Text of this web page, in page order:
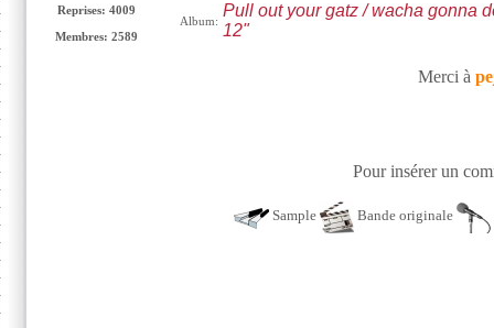
Reprises: 4009
Membres: 2589
Album:
Pull out your gatz / wacha gonna
12"
Merci à
Pour insérer un
Sample Bande originale